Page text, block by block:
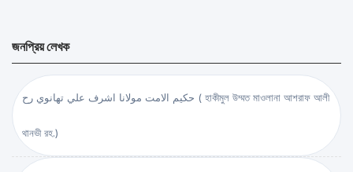
জনপ্রিয় লেখক
حكيم الامت مولانا اشرف علي تهانوي رح ( হাকীমুল উম্মত মাওলানা আশরাফ আলী
থানভী রহ.)